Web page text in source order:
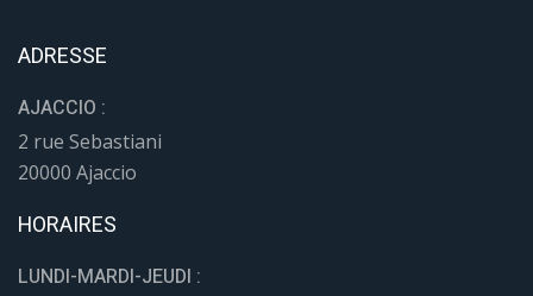
ADRESSE
AJACCIO :
2 rue Sebastiani
20000 Ajaccio
HORAIRES
LUNDI-MARDI-JEUDI :